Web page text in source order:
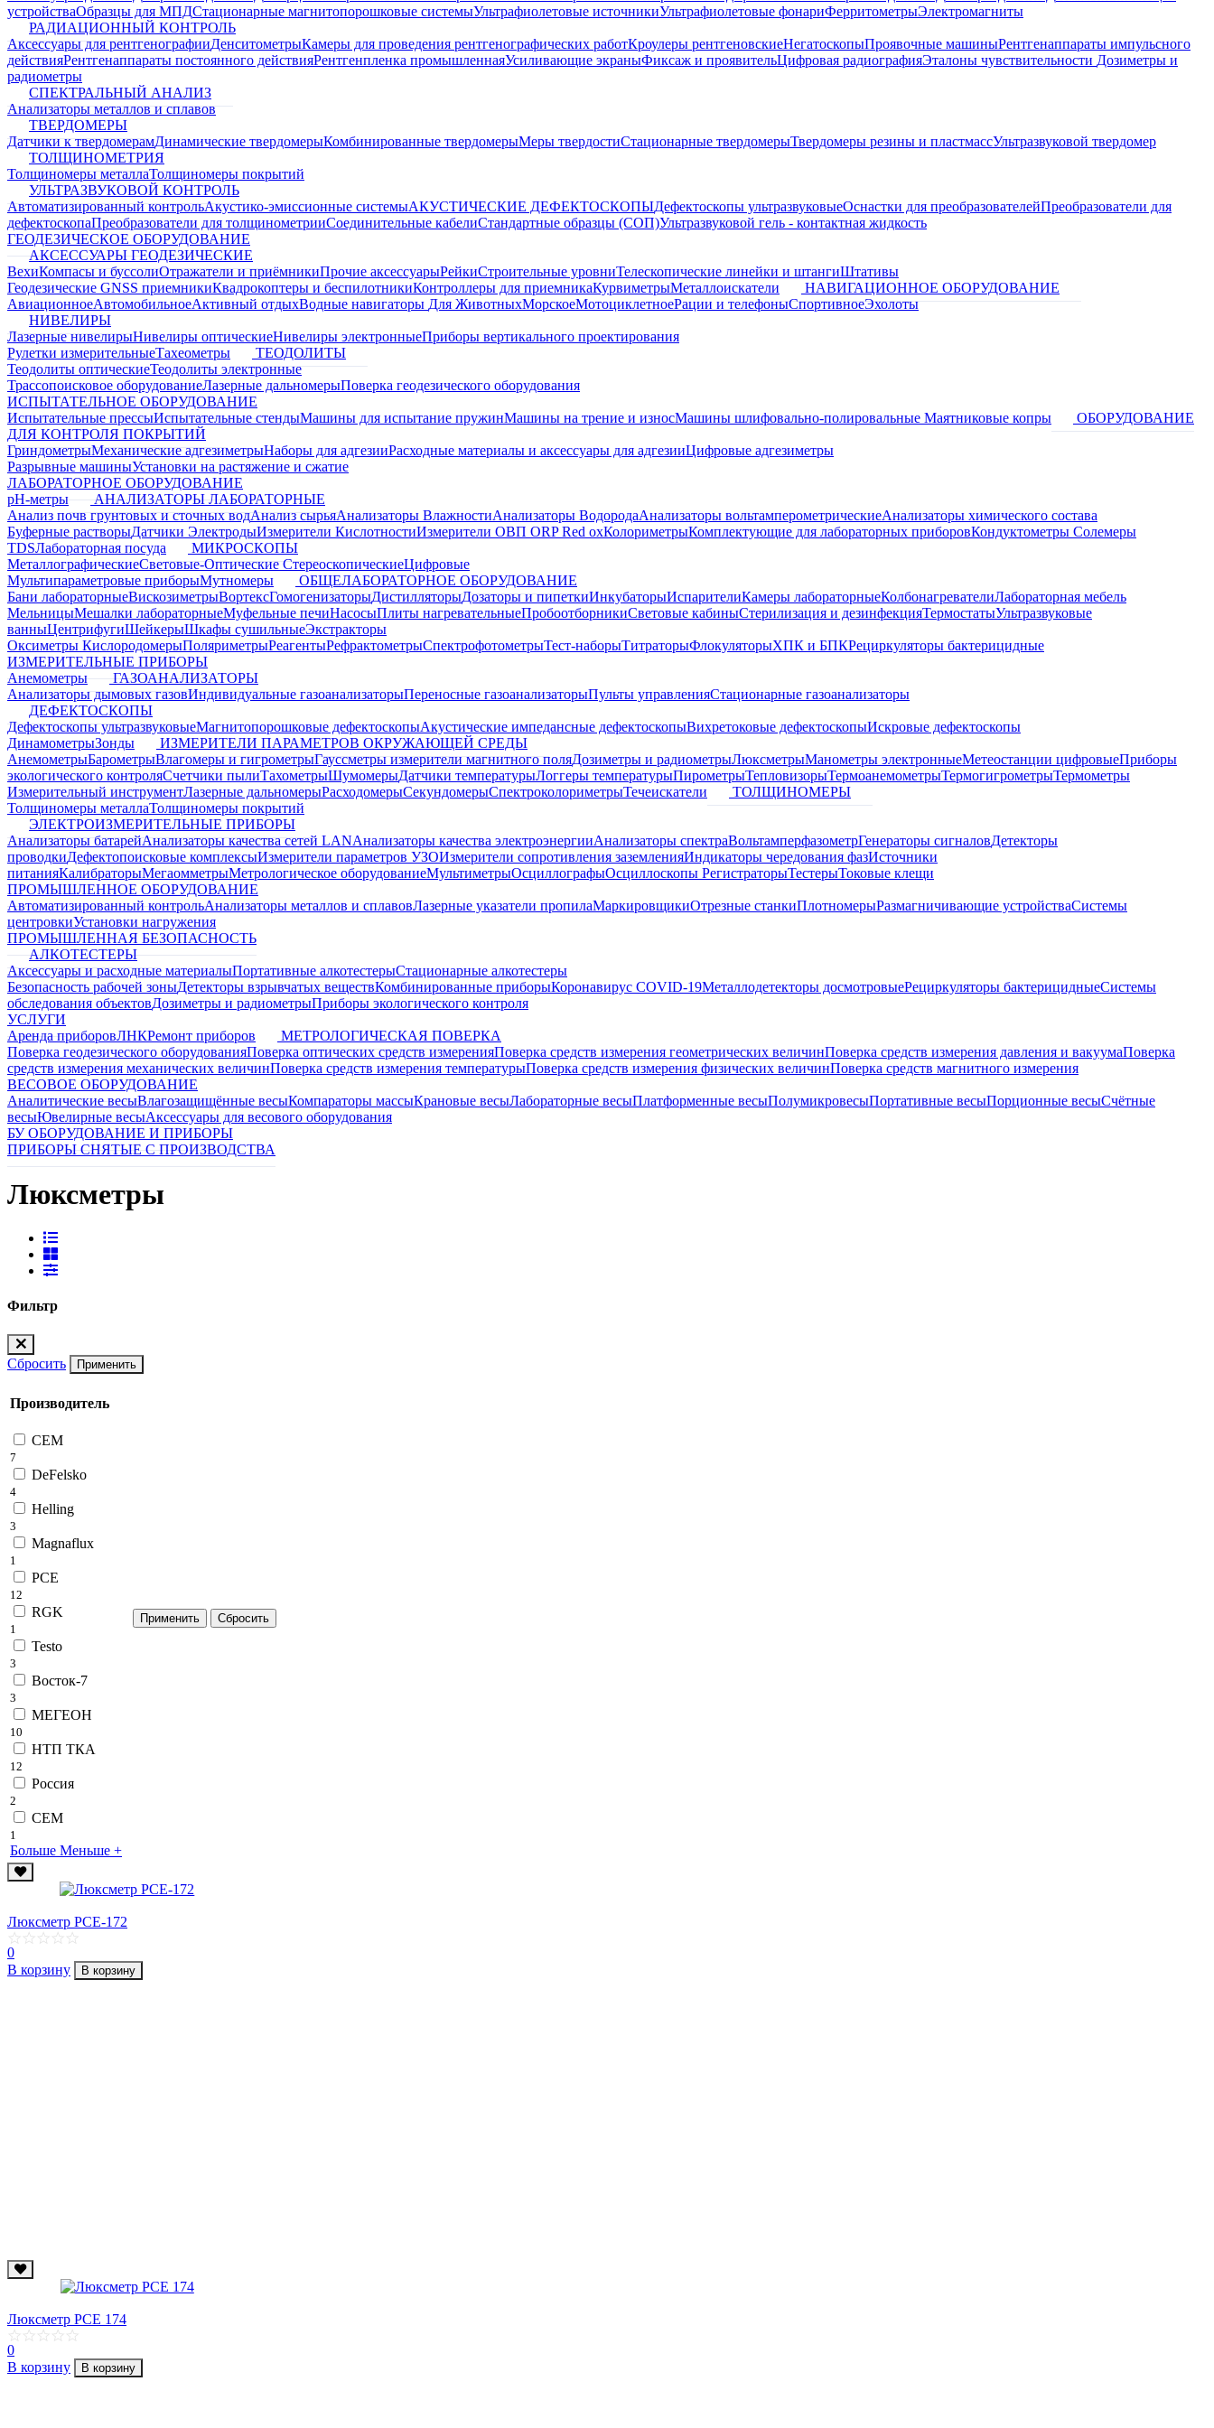
устройстваОбразцы для МПДСтационарные магнитопорошковые системыУльтрафиолетовые источникиУльтрафиолетовые фонариФерритометрыЭлектромагниты
РАДИАЦИОННЫЙ КОНТРОЛЬ
Аксессуары для рентгенографииДенситометрыКамеры для проведения рентгенографических работКроулеры рентгеновскиеНегатоскопыПроявочные машиныРентгенаппараты импульсного
действияРентгенаппараты постоянного действияРентгенпленка промышленнаяУсиливающие экраныФиксаж и проявительЦифровая радиографияЭталоны чувствительности Дозиметры и
радиометры
СПЕКТРАЛЬНЫЙ АНАЛИЗ
Анализаторы металлов и сплавов
ТВЕРДОМЕРЫ
Датчики к твердомерамДинамические твердомерыКомбинированные твердомерыМеры твердостиСтационарные твердомерыТвердомеры резины и пластмассУльтразвуковой твердомер
ТОЛЩИНОМЕТРИЯ
Толщиномеры металлаТолщиномеры покрытий
УЛЬТРАЗВУКОВОЙ КОНТРОЛЬ
Автоматизированный контрольАкустико-эмиссионные системыАКУСТИЧЕСКИЕ ДЕФЕКТОСКОПЫДефектоскопы ультразвуковыеОснастки для преобразователейПреобразователи для
дефектоскопаПреобразователи для толщинометрииСоединительные кабелиСтандартные образцы (СОП)Ультразвуковой гель - контактная жидкость
ГЕОДЕЗИЧЕСКОЕ ОБОРУДОВАНИЕ
АКСЕССУАРЫ ГЕОДЕЗИЧЕСКИЕ
ВехиКомпасы и буссолиОтражатели и приёмникиПрочие аксессуарыРейкиСтроительные уровниТелескопические линейки и штангиШтативы
Геодезические GNSS приемникиКвадрокоптеры и беспилотникиКонтроллеры для приемникаКурвиметрыМеталлоискатели
НАВИГАЦИОННОЕ ОБОРУДОВАНИЕ
АвиационноеАвтомобильноеАктивный отдыхВодные навигаторы Для ЖивотныхМорскоеМотоциклетноеРации и телефоныСпортивноеЭхолоты
НИВЕЛИРЫ
Лазерные нивелирыНивелиры оптическиеНивелиры электронныеПриборы вертикального проектирования
Рулетки измерительныеТахеометры
ТЕОДОЛИТЫ
Теодолиты оптическиеТеодолиты электронные
Трассопоисковое оборудованиеЛазерные дальномерыПоверка геодезического оборудования
ИСПЫТАТЕЛЬНОЕ ОБОРУДОВАНИЕ
Испытательные прессыИспытательные стендыМашины для испытание пружинМашины на трение и износМашины шлифовально-полировальные Маятниковые копры
ОБОРУДОВАНИЕ
ДЛЯ КОНТРОЛЯ ПОКРЫТИЙ
ГриндометрыМеханические адгезиметрыНаборы для адгезииРасходные материалы и аксессуары для адгезииЦифровые адгезиметры
Разрывные машиныУстановки на растяжение и сжатие
ЛАБОРАТОРНОЕ ОБОРУДОВАНИЕ
pH-метры
АНАЛИЗАТОРЫ ЛАБОРАТОРНЫЕ
Анализ почв грунтовых и сточных водАнализ сырьяАнализаторы ВлажностиАнализаторы ВодородаАнализаторы вольтамперометрическиеАнализаторы химического состава
Буферные растворыДатчики ЭлектродыИзмерители КислотностиИзмерители ОВП ORP Red oxКолориметрыКомплектующие для лабораторных приборовКондуктометры Солемеры
TDSЛабораторная посуда
МИКРОСКОПЫ
МеталлографическиеСветовые-ОптическиеСтереоскопическиеЦифровые
Мультипараметровые приборыМутномеры
ОБЩЕЛАБОРАТОРНОЕ ОБОРУДОВАНИЕ
Бани лабораторныеВискозиметрыВортексГомогенизаторыДистилляторыДозаторы и пипеткиИнкубаторыИспарителиКамеры лабораторныеКолбонагревателиЛабораторная мебель
МельницыМешалки лабораторныеМуфельные печиНасосыПлиты нагревательныеПробоотборникиСветовые кабиныСтерилизация и дезинфекцияТермостатыУльтразвуковые
ванныЦентрифугиШейкерыШкафы сушильныеЭкстракторы
Оксиметры КислородомерыПоляриметрыРеагентыРефрактометрыСпектрофотометрыТест-наборыТитраторыФлокуляторыХПК и БПКРециркуляторы бактерицидные
ИЗМЕРИТЕЛЬНЫЕ ПРИБОРЫ
Анемометры
ГАЗОАНАЛИЗАТОРЫ
Анализаторы дымовых газовИндивидуальные газоанализаторыПереносные газоанализаторыПульты управленияСтационарные газоанализаторы
ДЕФЕКТОСКОПЫ
Дефектоскопы ультразвуковыеМагнитопорошковые дефектоскопыАкустические импедансные дефектоскопыВихретоковые дефектоскопыИскровые дефектоскопы
ДинамометрыЗонды
ИЗМЕРИТЕЛИ ПАРАМЕТРОВ ОКРУЖАЮЩЕЙ СРЕДЫ
АнемометрыБарометрыВлагомеры и гигрометрыГауссметры измерители магнитного поляДозиметры и радиометрыЛюксметрыМанометры электронныеМетеостанции цифровыеПриборы
экологического контроляСчетчики пылиТахометрыШумомерыДатчики температурыЛоггеры температурыПирометрыТепловизорыТермоанемометрыТермогигрометрыТермометры
Измерительный инструментЛазерные дальномерыРасходомерыСекундомерыСпектроколориметрыТечеискатели
ТОЛЩИНОМЕРЫ
Толщиномеры металлаТолщиномеры покрытий
ЭЛЕКТРОИЗМЕРИТЕЛЬНЫЕ ПРИБОРЫ
Анализаторы батарейАнализаторы качества сетей LANАнализаторы качества электроэнергииАнализаторы спектраВольтамперфазометрГенераторы сигналовДетекторы
проводкиДефектопоисковые комплексыИзмерители параметров УЗОИзмерители сопротивления заземленияИндикаторы чередования фазИсточники
питанияКалибраторыМегаомметрыМетрологическое оборудованиеМультиметрыОсциллографыОсциллоскопы РегистраторыТестерыТоковые клещи
ПРОМЫШЛЕННОЕ ОБОРУДОВАНИЕ
Автоматизированный контрольАнализаторы металлов и сплавовЛазерные указатели пропилаМаркировщикиОтрезные станкиПлотномерыРазмагничивающие устройстваСистемы
центровкиУстановки нагружения
ПРОМЫШЛЕННАЯ БЕЗОПАСНОСТЬ
АЛКОТЕСТЕРЫ
Аксессуары и расходные материалыПортативные алкотестерыСтационарные алкотестеры
Безопасность рабочей зоныДетекторы взрывчатых веществКомбинированные приборыКоронавирус COVID-19Металлодетекторы досмотровыеРециркуляторы бактерицидныеСистемы
обследования объектовДозиметры и радиометрыПриборы экологического контроля
УСЛУГИ
Аренда приборовЛНКРемонт приборов
МЕТРОЛОГИЧЕСКАЯ ПОВЕРКА
Поверка геодезического оборудованияПоверка оптических средств измеренияПоверка средств измерения геометрических величинПоверка средств измерения давления и вакуумаПоверка
средств измерения механических величинПоверка средств измерения температурыПоверка средств измерения физических величинПоверка средств магнитного измерения
ВЕСОВОЕ ОБОРУДОВАНИЕ
Аналитические весыВлагозащищённые весыКомпараторы массыКрановые весыЛабораторные весыПлатформенные весыПолумикровесыПортативные весыПорционные весыСчётные
весыЮвелирные весыАксессуары для весового оборудования
БУ ОБОРУДОВАНИЕ И ПРИБОРЫ
ПРИБОРЫ СНЯТЫЕ С ПРОИЗВОДСТВА
Люксметры
Фильтр
Сбросить Применить
Производитель
CEM
7
DeFelsko
4
Helling
3
Magnaflux
1
PCE
12
RGK
1
Testo
3
Восток-7
3
МЕГЕОН
10
НТП ТКА
12
Россия
2
СЕМ
1
Больше Меньше +
Люксметр PCE-172
0
В корзину
В корзину
Люксметр PCE 174
0
В корзину
В корзину